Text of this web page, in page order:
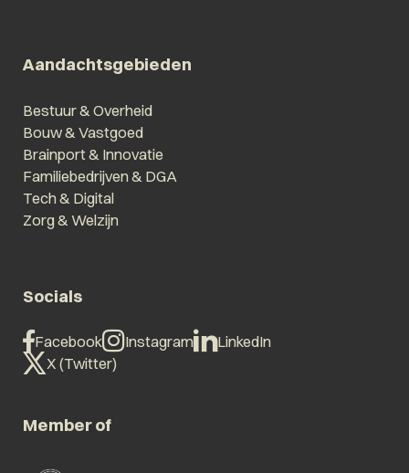
Aandachtsgebieden
Bestuur & Overheid
Bouw & Vastgoed
Brainport & Innovatie
Familiebedrijven & DGA
Tech & Digital
Zorg & Welzijn
Socials
Facebook Instagram
LinkedIn
X (Twitter)
Member of